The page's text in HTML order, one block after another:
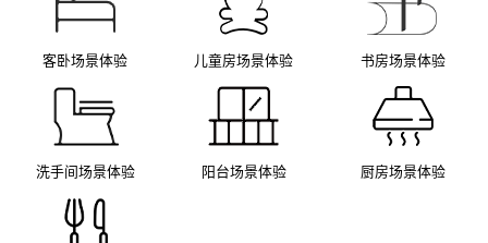
客卧场景体验 儿童房场景体验 书房场景体验
洗手间场景体验 阳台场景体验 厨房场景体验